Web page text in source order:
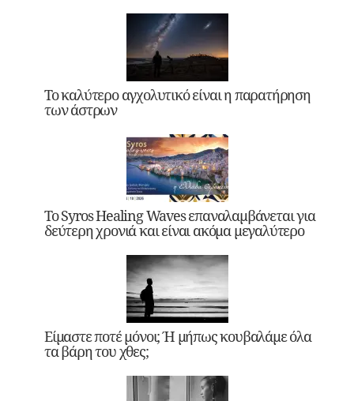
Το καλύτερο αγχολυτικό είναι η παρατήρηση
των άστρων
Το Syros Healing Waves επαναλαμβάνεται για
δεύτερη χρονιά και είναι ακόμα μεγαλύτερο
Είμαστε ποτέ μόνοι; Ή μήπως κουβαλάμε όλα
τα βάρη του χθες;